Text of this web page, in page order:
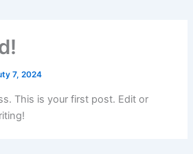
7, 2024
This is your first post. Edit or